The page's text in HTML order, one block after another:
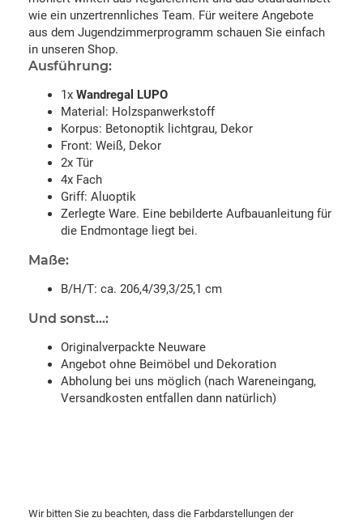
wie ein unzertrennliches Team. Für weitere Angebote
aus dem Jugendzimmerprogramm schauen Sie einfach
in unseren Shop.
Ausführung:
1x Wandregal LUPO
Material: Holzspanwerkstoff
Korpus: Betonoptik lichtgrau, Dekor
Front: Weiß, Dekor
2x Tür
4x Fach
Griff: Aluoptik
Zerlegte Ware. Eine bebilderte Aufbauanleitung für
die Endmontage liegt bei.
Maße:
B/H/T: ca. 206,4/39,3/25,1 cm
Und sonst...:
Originalverpackte Neuware
Angebot ohne Beimöbel und Dekoration
Abholung bei uns möglich (nach Wareneingang,
Versandkosten entfallen dann natürlich)
Wir bitten Sie zu beachten, dass die Farbdarstellungen der